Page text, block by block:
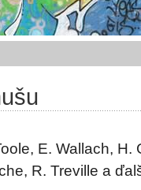
E. Wallach, H.
R. Treville a